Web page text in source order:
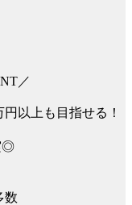
／
以上も目指せる！
◎
数